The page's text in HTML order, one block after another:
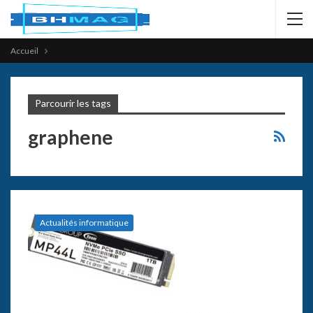
Accueil
Parcourir les tags
graphene
Actualités informatique